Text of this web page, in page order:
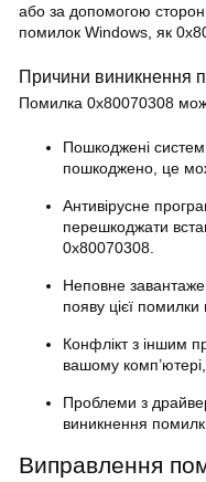
або за допомогою
помилок Windows, як
Причини виникнення
Помилка 0x80070308
Пошкоджені
пошкоджено, це
Антивірусне
перешкоджати
0x80070308.
Неповне
появу цієї помилки
Конфлікт з іншим
вашому
Проблеми з
виникнення
Виправлення